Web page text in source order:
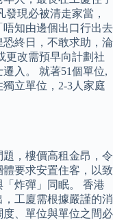
現必被清走家當，
知由邊個出口行出去
終日，不敢求助，淪
更改需預早向計劃社
入。 就著51個單位,
立單位，2-3人家庭
題，樓價高租金昂，令
體要求安置住客，以致
炸彈」同眠。 香港
工廈需根據嚴謹的消
、單位與單位之間必